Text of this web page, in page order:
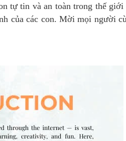
tự tin và an toàn trong thế giới
của các con. Mời mọi người